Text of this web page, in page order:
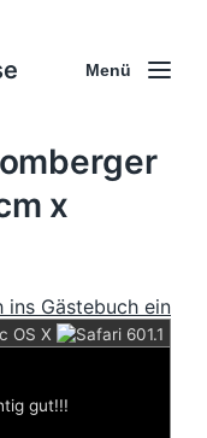
Menü
x
ins Gästebuch ein
gut!!!